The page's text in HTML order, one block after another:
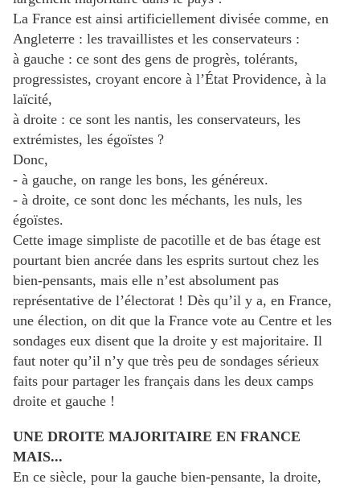
La France est ainsi artificiellement divisée comme, en
Angleterre : les travaillistes et les conservateurs :
à gauche : ce sont des gens de progrès, tolérants,
progressistes, croyant encore à l’État Providence, à la
laïcité,
à droite : ce sont les nantis, les conservateurs, les
extrémistes, les égoïstes ?
Donc,
- à gauche, on range les bons, les généreux.
- à droite, ce sont donc les méchants, les nuls, les
égoïstes.
Cette image simpliste de pacotille et de bas étage est
pourtant bien ancrée dans les esprits surtout chez les
bien-pensants, mais elle n’est absolument pas
représentative de l’électorat ! Dès qu’il y a, en France,
une élection, on dit que la France vote au Centre et les
sondages eux disent que la droite y est majoritaire. Il
faut noter qu’il n’y que très peu de sondages sérieux
faits pour partager les français dans les deux camps
droite et gauche !
UNE DROITE MAJORITAIRE EN FRANCE
MAIS...
En ce siècle, pour la gauche bien-pensante, la droite,